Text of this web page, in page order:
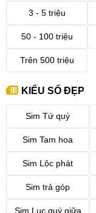
3 - 5 triệu
50 - 100 triệu
Trên 500 triệu
KIỂU SỐ ĐẸP
Sim Tứ quý
Sim Tam hoa
Sim Lộc phát
Sim trả góp
Sim Lục quý giữa